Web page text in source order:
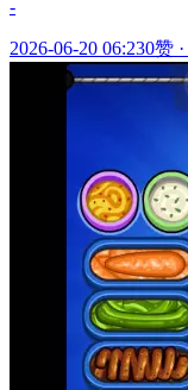
-
2026-06-20 06:230赞 ·